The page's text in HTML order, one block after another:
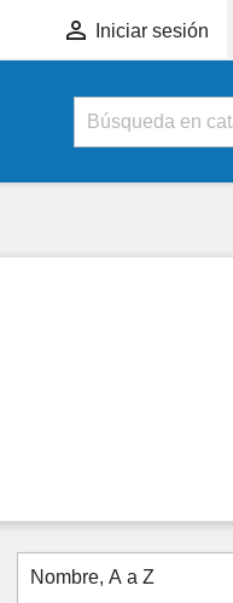
 Iniciar sesión
Nombre, A a Z